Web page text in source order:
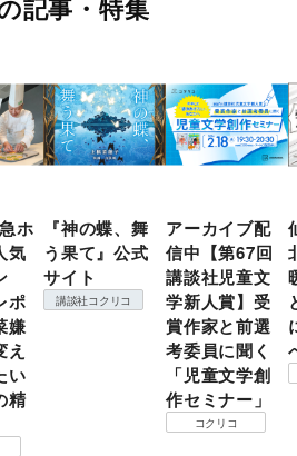
記事・特集
ホ
気
ポ
嫌
え
い
精
『神の蝶、舞
う果て』公式
サイト
講談社コクリコ
アーカイブ配
信中【第67回
講談社児童文
学新人賞】受
賞作家と前選
考委員に聞く
「児童文学創
作セミナー」
コクリコ